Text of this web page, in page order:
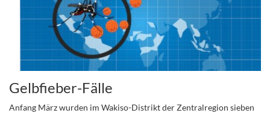
Gelbfieber-Fälle
Anfang März wurden im Wakiso-Distrikt der Zentralregion sieben